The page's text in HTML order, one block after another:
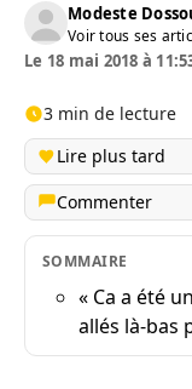
Modeste
Voir tous ses
Le 18 mai 2018 à
3 min de lecture
Lire plus tard
Commenter
SOMMAIRE
« Ca a été
allés là-bas